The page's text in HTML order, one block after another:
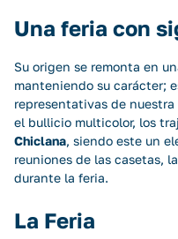
Una feria con
Su origen se remonta en
manteniendo su carácter;
representativas de
el bullicio multicolor, los
Chiclana, siendo este un
reuniones de las casetas,
durante la feria.
La Feria